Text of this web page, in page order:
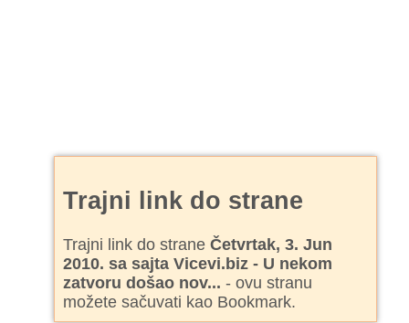
Trajni link do strane
Trajni link do straneČetvrtak, 3. Jun
2010. sa sajta Vicevi.biz - U nekom
zatvoru došao nov... - ovu stranu
možete sačuvati kao Bookmark.